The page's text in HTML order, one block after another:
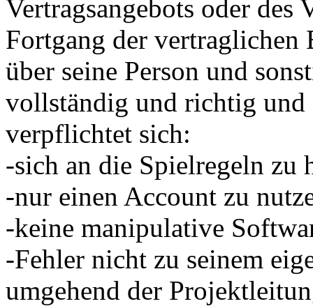
Vertragsangebots oder des
Fortgang der vertraglichen
über seine Person und
vollständig und richtig
verpflichtet sich:
-sich an die Spielregeln zu
-nur einen Account zu
-keine manipulative
-Fehler nicht zu seinem
umgehend der